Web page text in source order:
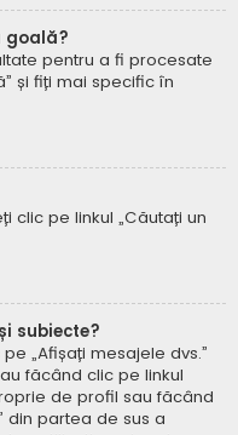
goală?
pentru a fi procesate
și fiți mai specific în
clic pe linkul „Căutați un
subiecte?
„Afișați mesajele dvs.”
făcând clic pe linkul
de profil sau făcând
din partea de sus a